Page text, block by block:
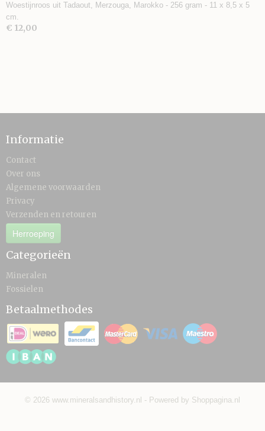
Woestijnroos uit Tadaout, Merzouga, Marokko - 256 gram - 11 x 8,5 x 5
cm.
€ 12,00
Informatie
Contact
Over ons
Algemene voorwaarden
Privacy
Verzenden en retouren
Herroeping
Categorieën
Mineralen
Fossielen
Betaalmethodes
© 2026 www.mineralsandhistory.nl - Powered by Shoppagina.nl